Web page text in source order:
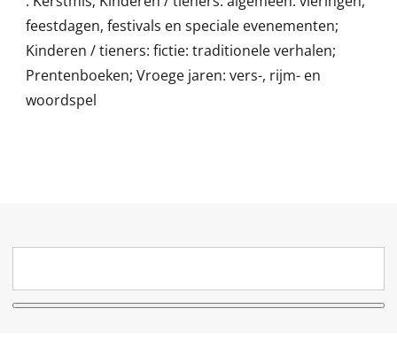
feestdagen, festivals en speciale evenementen;
Kinderen / tieners: fictie: traditionele verhalen;
Prentenboeken; Vroege jaren: vers-, rijm- en
woordspel